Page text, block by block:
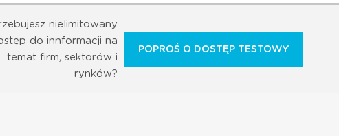
nielimitowany
do innformacji na
temat firm, sektorów i
rynków?
POPROŚ O DOSTĘP TESTOWY